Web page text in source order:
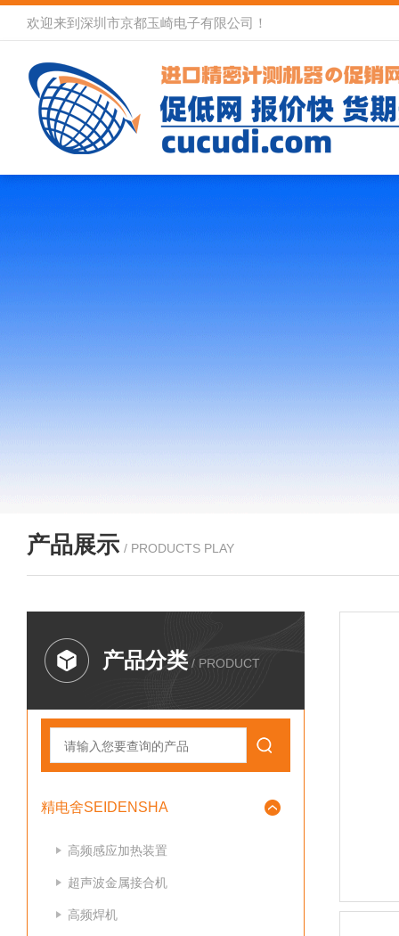
欢迎来到深圳市京都玉崎电子有限公司！
产品展示 / PRODUCTS PLAY
产品分类 / PRODUCT
精电舍SEIDENSHA
高频感应加热装置
超声波金属接合机
高频焊机